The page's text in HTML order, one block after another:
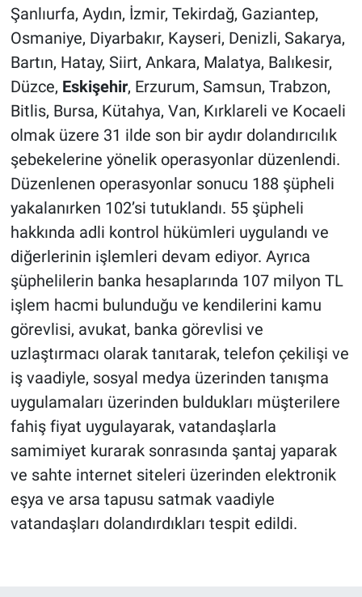
Şanlıurfa, Aydın, İzmir, Tekirdağ, Gaziantep,
Osmaniye, Diyarbakır, Kayseri, Denizli, Sakarya,
Bartın, Hatay, Siirt, Ankara, Malatya, Balıkesir,
Düzce, Eskişehir, Erzurum, Samsun, Trabzon,
Bitlis, Bursa, Kütahya, Van, Kırklareli ve Kocaeli
olmak üzere 31 ilde son bir aydır dolandırıcılık
şebekelerine yönelik operasyonlar düzenlendi.
Düzenlenen operasyonlar sonucu 188 şüpheli
yakalanırken 102’si tutuklandı. 55 şüpheli
hakkında adli kontrol hükümleri uygulandı ve
diğerlerinin işlemleri devam ediyor. Ayrıca
şüphelilerin banka hesaplarında 107 milyon TL
işlem hacmi bulunduğu ve kendilerini kamu
görevlisi, avukat, banka görevlisi ve
uzlaştırmacı olarak tanıtarak, telefon çekilişi ve
iş vaadiyle, sosyal medya üzerinden tanışma
uygulamaları üzerinden buldukları müşterilere
fahiş fiyat uygulayarak, vatandaşlarla
samimiyet kurarak sonrasında şantaj yaparak
ve sahte internet siteleri üzerinden elektronik
eşya ve arsa tapusu satmak vaadiyle
vatandaşları dolandırdıkları tespit edildi.